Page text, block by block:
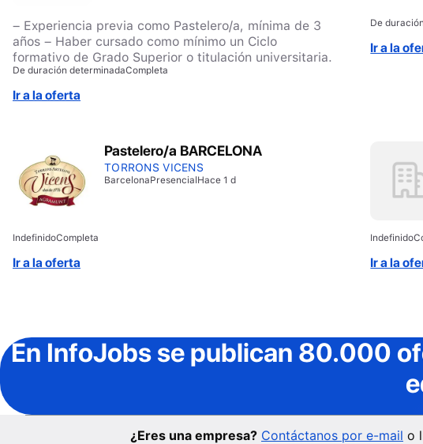
– Experiencia previa como Pastelero/a, mínima de 3
años – Haber cursado como mínimo un Ciclo
formativo de Grado Superior o titulación universitaria.
De duración determinadaCompleta
Ir a la oferta
De
Ir a la
Pastelero/a BARCELONA
TORRONS VICENS
BarcelonaPresencialHace 1 d
IndefinidoCompleta
Ir a la oferta
Indefinido
Ir a la
En InfoJobs se publican 80.000
¿Eres una empresa? Contáctanos por e-mail o